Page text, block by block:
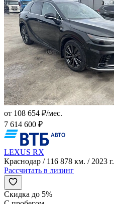
от 108 654 ₽/мес.
7 614 600 ₽
LEXUS RX
Краснодар / 116 878 км. / 2023 г.
Рассчитать в лизинг
Скидка до 5%